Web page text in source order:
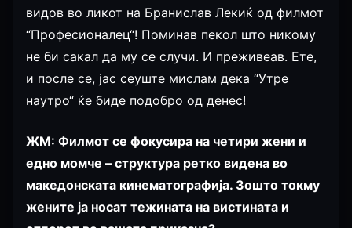
видов во ликот на Бранислав Лекиќ од филмот
“Професионалец“! Поминав пекол што никому
не би сакал да му се случи. И преживеав. Ете,
и после се, јас сеуште мислам дека “Утре
наутро“ ќе биде подобро од денес!
ЖМ: Филмот се фокусира на четири жени и
едно момче – структура ретко видена во
македонската кинематографија. Зошто токму
жените ја носат тежината на вистината и